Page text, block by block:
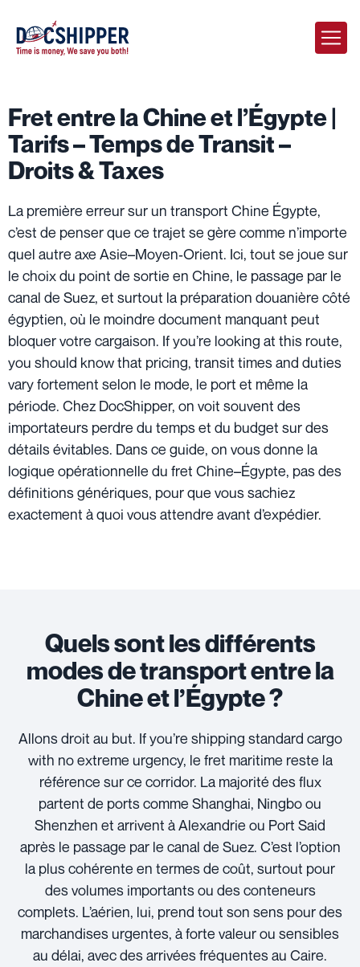
Fret entre la Chine et l’Égypte |
Tarifs – Temps de Transit –
Droits & Taxes
La première erreur sur un transport Chine Égypte,
c’est de penser que ce trajet se gère comme n’importe
quel autre axe Asie–Moyen‑Orient. Ici, tout se joue sur
le choix du point de sortie en Chine, le passage par le
canal de Suez, et surtout la préparation douanière côté
égyptien, où le moindre document manquant peut
bloquer votre cargaison. If you’re looking at this route,
you should know that pricing, transit times and duties
vary fortement selon le mode, le port et même la
période. Chez DocShipper, on voit souvent des
importateurs perdre du temps et du budget sur des
détails évitables. Dans ce guide, on vous donne la
logique opérationnelle du fret Chine–Égypte, pas des
définitions génériques, pour que vous sachiez
exactement à quoi vous attendre avant d’expédier.
Quels sont les différents
modes de transport entre la
Chine et l’Égypte ?
Allons droit au but. If you’re shipping standard cargo
with no extreme urgency, le fret maritime reste la
référence sur ce corridor. La majorité des flux
partent de ports comme Shanghai, Ningbo ou
Shenzhen et arrivent à Alexandrie ou Port Said
après le passage par le canal de Suez. C’est l’option
la plus cohérente en termes de coût, surtout pour
des volumes importants ou des conteneurs
complets. L’aérien, lui, prend tout son sens pour des
marchandises urgentes, à forte valeur ou sensibles
au délai, avec des arrivées fréquentes au Caire.